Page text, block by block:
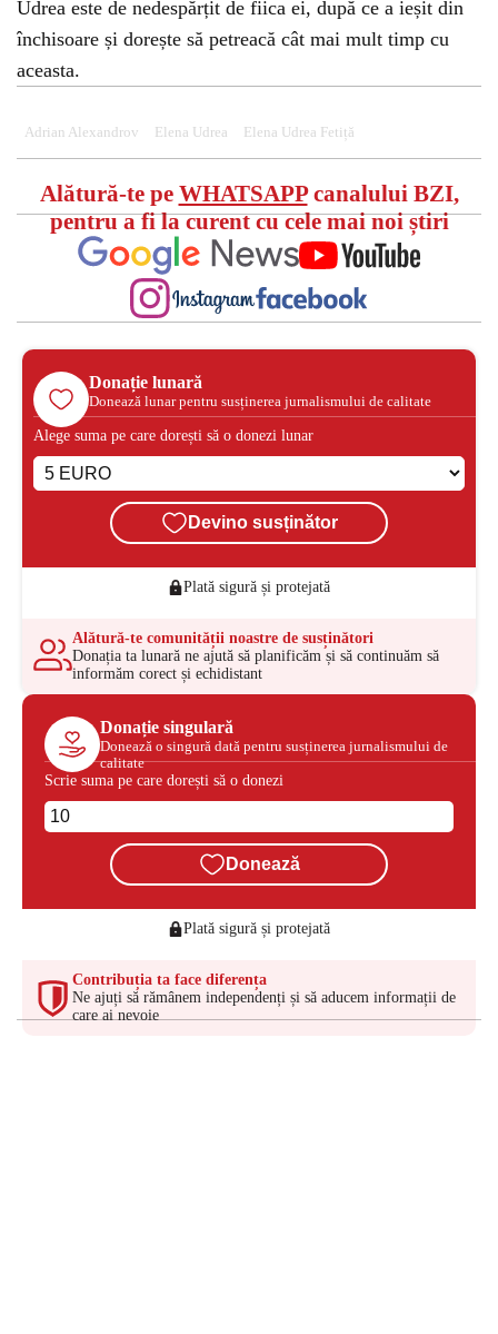
Udrea este de nedespărțit de fiica ei, după ce a ieșit din
închisoare și dorește să petreacă cât mai mult timp cu
aceasta.
Adrian Alexandrov Elena Udrea Elena Udrea Fetiță
Alătură-te pe WHATSAPPcanalului BZI,
pentru a fi la curent cu cele mai noi știri
Donație lunară
Donează lunar pentru susținerea jurnalismului de calitate
Alege suma pe care dorești să o donezi lunar
Devino susținător
Plată sigură și protejată
Alătură-te comunității noastre de susținători
Donația ta lunară ne ajută să planificăm și să continuăm să
informăm corect și echidistant
Donație singulară
Donează o singură dată pentru susținerea jurnalismului de
calitate
Scrie suma pe care dorești să o donezi
Donează
Plată sigură și protejată
Contribuția ta face diferența
Ne ajuți să rămânem independenți și să aducem informații de
care ai nevoie